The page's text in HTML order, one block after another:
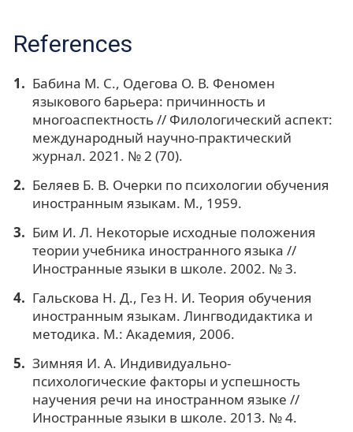
References
Бабина М. С., Одегова О. В. Феномен
языкового барьера: причинность и
многоаспектность // Филологический аспект:
международный научно-практический
журнал. 2021. № 2 (70).
Беляев Б. В. Очерки по психологии обучения
иностранным языкам. М., 1959.
Бим И. Л. Некоторые исходные положения
теории учебника иностранного языка //
Иностранные языки в школе. 2002. № 3.
Гальскова Н. Д., Гез Н. И. Теория обучения
иностранным языкам. Лингводидактика и
методика. М.: Академия, 2006.
Зимняя И. А. Индивидуально-
психологические факторы и успешность
научения речи на иностранном языке //
Иностранные языки в школе. 2013. № 4.